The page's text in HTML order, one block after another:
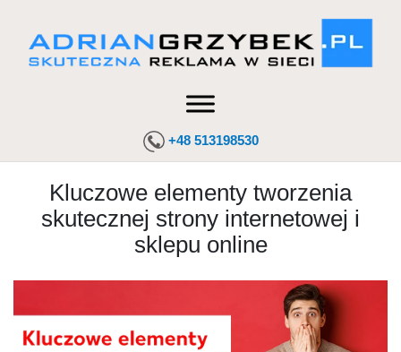
+48 513198530
Kluczowe elementy tworzenia
skutecznej strony internetowej i
sklepu online